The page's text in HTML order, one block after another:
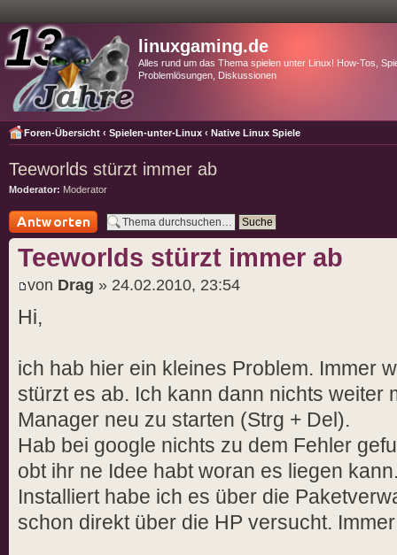
linuxgaming.de
Alles rund um das Thema spielen unter Linux! How-Tos,
Problemlösungen, Diskussionen
Foren-Übersicht ‹ Spielen-unter-Linux ‹ Native Linux Spiele
Teeworlds stürzt immer ab
Moderator: Moderator
Antwort schreiben
Teeworlds stürzt immer ab
von Drag » 24.02.2010, 23:54
Hi,
ich hab hier ein kleines Problem. Immer
stürzt es ab. Ich kann dann nichts weiter
Manager neu zu starten (Strg + Del).
Hab bei google nichts zu dem Fehler
obt ihr ne Idee habt woran es liegen
Installiert habe ich es über die
schon direkt über die HP versucht.